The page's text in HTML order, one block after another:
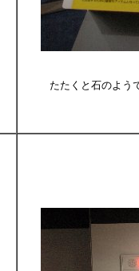
たたくと石のよう